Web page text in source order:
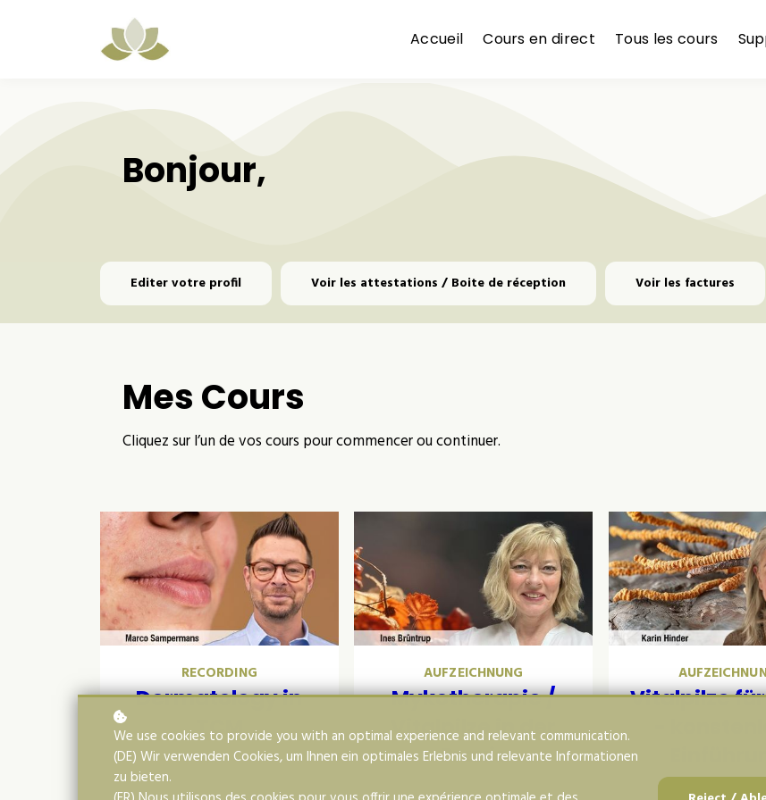
Accueil Cours en direct Tous les cours
Bonjour,
Editer votre profil Voir les attestations / Boite de réception Voir les factures
Mes Cours
Cliquez sur l’un de vos cours pour commencer ou continuer.
RECORDING
Dermatology in
TCM
AUFZEICHNUNG
Mykotherapie /
Vitalpilze in der
Praxis
Vitalpilze
We use cookies to provide you with an optimal experience and relevant communication.
(DE) Wir verwenden Cookies, um Ihnen ein optimales Erlebnis und relevante Informationen
zu bieten.